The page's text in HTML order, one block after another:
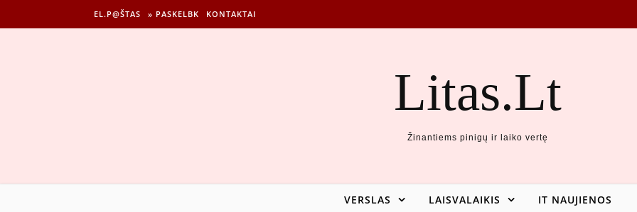
EL.P@ŠTAS » PASKELBK KONTAKTAI
Litas.Lt
Žinantiems pinigų ir laiko vertę
VERSLAS LAISVALAIKIS IT NAUJIENOS